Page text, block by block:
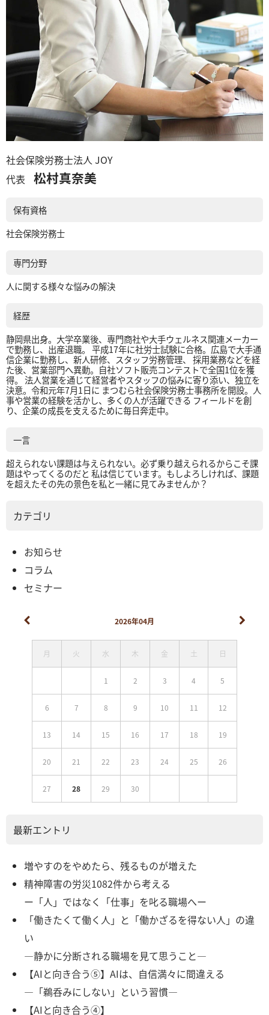
社会保険労務士法人 JOY
代表
松村真奈美
保有資格
社会保険労務士
専門分野
人に関する様々な悩みの解決
経歴
静岡県出身。大学卒業後、専門商社や大手ウェルネス関連メーカー
で勤務し、出産退職。 平成17年に社労士試験に合格。広島で大手通
信企業に勤務し、新人研修、スタッフ労務管理、 採用業務などを経
た後、営業部門へ異動。自社ソフト販売コンテストで全国1位を獲
得。 法人営業を通じて経営者やスタッフの悩みに寄り添い、独立を
決意。令和元年7月1日に まつむら社会保険労務士事務所を開設。人
事や営業の経験を活かし、多くの人が活躍できる フィールドを創
り、企業の成長を支えるために毎日奔走中。
一言
超えられない課題は与えられない。必ず乗り越えられるからこそ課
題はやってくるのだと 私は信じています。もしよろしければ、課題
を超えたその先の景色を私と一緒に見てみませんか？
カテゴリ
お知らせ
コラム
セミナー
2026年04月
月 火 水 木 金 土 日
1 2 3 4 5
6 7 8 9 10 11 12
13 14 15 16 17 18 19
20 21 22 23 24 25 26
27 28 29 30
最新エントリ
増やすのをやめたら、残るものが増えた
精神障害の労災1082件から考える
ー「人」ではなく「仕事」を叱る職場へー
「働きたくて働く人」と「働かざるを得ない人」の違
い
―静かに分断される職場を見て思うこと―
【AIと向き合う⑤】AIは、自信満々に間違える
―「鵜呑みにしない」という習慣―
【AIと向き合う④】